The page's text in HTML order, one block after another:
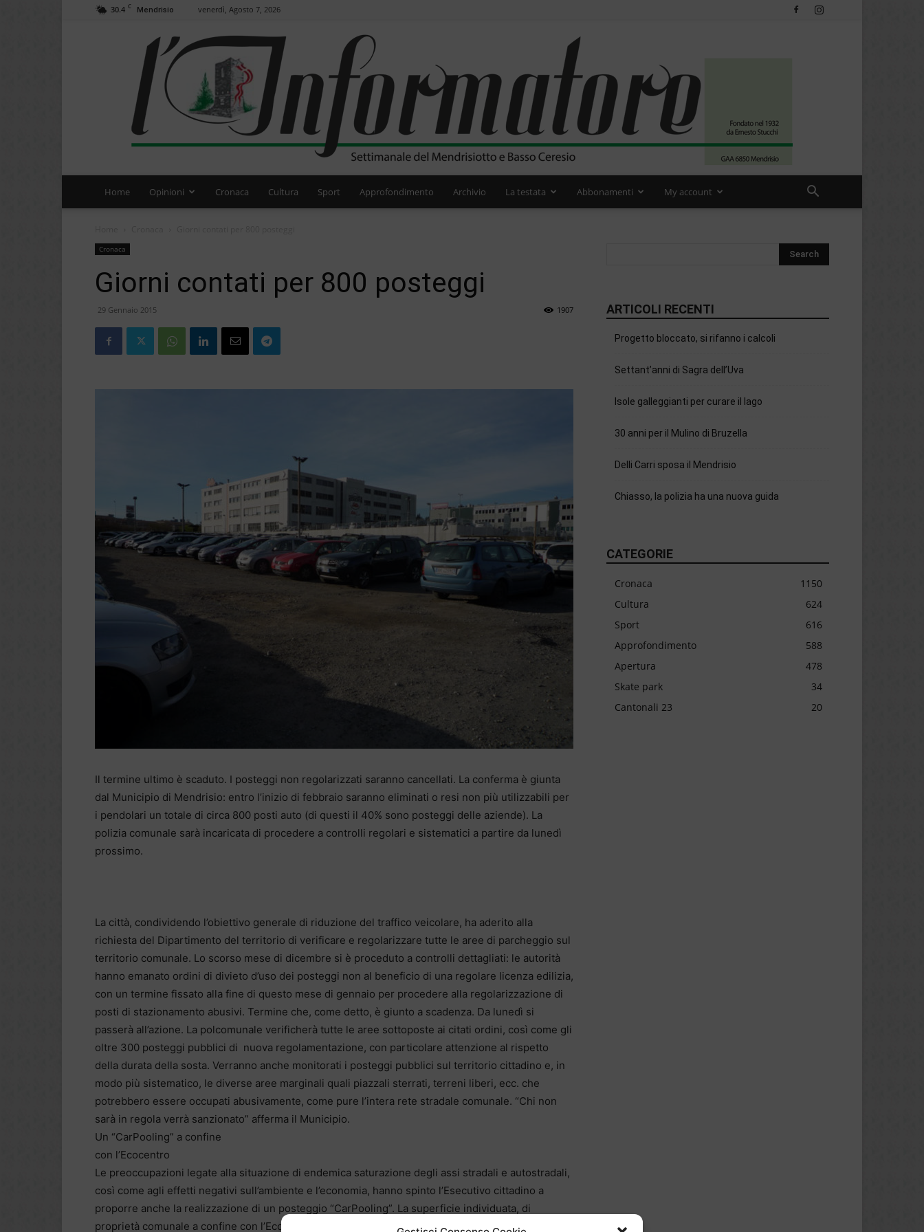
30.4 C Mendrisio venerdì, Agosto 7, 2026
Home Opinioni Cronaca Cultura Sport Approfondimento Archivio La testata Abbonamenti My account
Cronaca
Giorni contati per 800 posteggi
29 Gennaio 2015 1907
Il termine ultimo è scaduto. I posteggi non regolarizzati saranno cancellati. La conferma è giunta
dal Municipio di Mendrisio: entro l’inizio di febbraio saranno eliminati o resi non più utilizzabili per
i pendolari un totale di circa 800 posti auto (di questi il 40% sono posteggi delle aziende). La
polizia comunale sarà incaricata di procedere a controlli regolari e sistematici a partire da lunedì
prossimo.
La città, condividendo l’obiettivo generale di riduzione del traffico veicolare, ha aderito alla
richiesta del Dipartimento del territorio di verificare e regolarizzare tutte le aree di parcheggio sul
territorio comunale. Lo scorso mese di dicembre si è proceduto a controlli dettagliati: le autorità
hanno emanato ordini di divieto d’uso dei posteggi non al beneficio di una regolare licenza edilizia,
con un termine fissato alla fine di questo mese di gennaio per procedere alla regolarizzazione di
posti di stazionamento abusivi. Termine che, come detto, è giunto a scadenza. Da lunedì si
passerà all’azione. La polcomunale verificherà tutte le aree sottoposte ai citati ordini, così come gli
oltre 300 posteggi pubblici di nuova regolamentazione, con particolare attenzione al rispetto
della durata della sosta. Verranno anche monitorati i posteggi pubblici sul territorio cittadino e, in
modo più sistematico, le diverse aree marginali quali piazzali sterrati, terreni liberi, ecc. che
potrebbero essere occupati abusivamente, come pure l’intera rete stradale comunale. “Chi non
sarà in regola verrà sanzionato” afferma il Municipio.
Un “CarPooling” a confine
con l’Ecocentro
Le preoccupazioni legate alla situazione di endemica saturazione degli assi stradali e autostradali,
così come agli effetti negativi sull’ambiente e l’economia, hanno spinto l’Esecutivo cittadino a
proporre anche la realizzazione di un posteggio “CarPooling”. La superficie individuata, di
proprietà comunale a confine con l’Ecocentro, è oggi occupata da 200 auto sulla base di una
ARTICOLI RECENTI
Progetto bloccato, si rifanno i calcoli
Settant’anni di Sagra dell’Uva
Isole galleggianti per curare il lago
30 anni per il Mulino di Bruzella
Delli Carri sposa il Mendrisio
Chiasso, la polizia ha una nuova guida
CATEGORIE
Cronaca
1150
Cultura
624
Sport
616
Approfondimento
588
Apertura
478
Skate park
34
Cantonali 23
20